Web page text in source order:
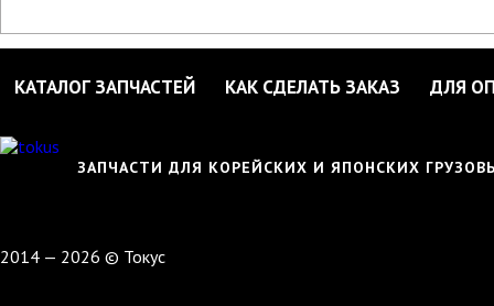
КАТАЛОГ ЗАПЧАСТЕЙ КАК СДЕЛАТЬ ЗАКАЗ ДЛЯ
ЗАПЧАСТИ ДЛЯ КОРЕЙСКИХ И ЯПОНСКИХ
2014 — 2026 © Токус